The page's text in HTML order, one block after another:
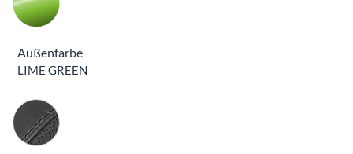
Außenfarbe
LIME GREEN
Innenausstattung